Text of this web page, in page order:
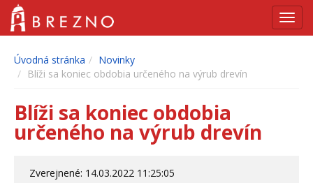
Úvodná stránka
Novinky
Blíži sa koniec obdobia určeného na výrub drevín
Blíži sa koniec obdobia
určeného na výrub drevín
Zverejnené: 14.03.2022 11:25:05